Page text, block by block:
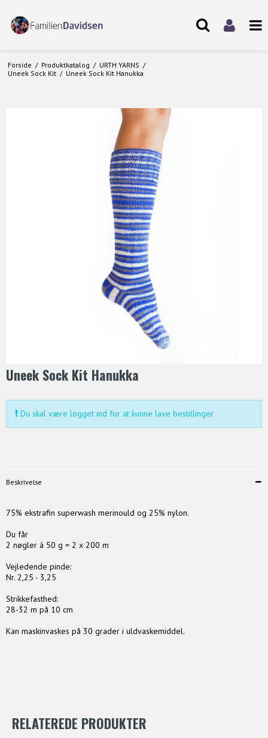
Forside / Produktkatalog / URTH YARNS /
Uneek Sock Kit / Uneek Sock Kit Hanukka
Uneek Sock Kit Hanukka
Du skal være logget ind for at kunne lave bestillinger
Beskrivelse
75% ekstrafin superwash merinould og 25% nylon.
Du får
2 nøgler á 50 g = 2 x 200 m
Vejledende pinde:
Nr. 2,25 - 3,25
Strikkefasthed:
28-32 m på 10 cm
Kan maskinvaskes på 30 grader i uldvaskemiddel.
RELATEREDE PRODUKTER